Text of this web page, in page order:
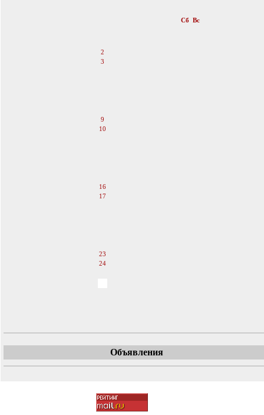
Сб Вс
2
3
9
10
16
17
23
24
Объявления